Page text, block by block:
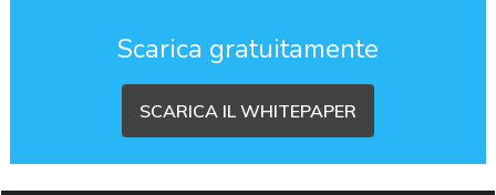
Scarica gratuitamente
SCARICA IL WHITEPAPER